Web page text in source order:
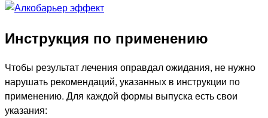
Инструкция по применению
Чтобы результат лечения оправдал ожидания, не нужно
нарушать рекомендаций, указанных в инструкции по
применению. Для каждой формы выпуска есть свои
указания: